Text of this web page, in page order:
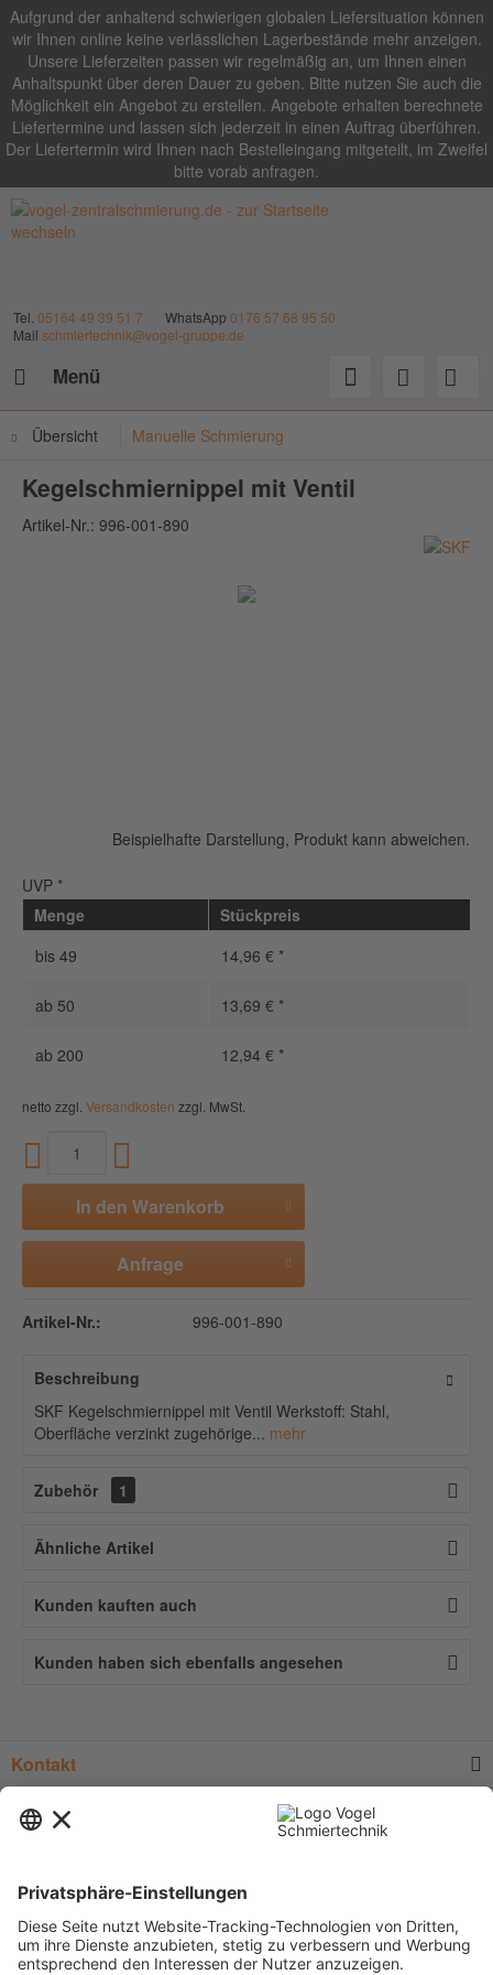
Aufgrund der anhaltend schwierigen globalen Liefersituation können
wir Ihnen online keine verlässlichen Lagerbestände mehr anzeigen.
Unsere Lieferzeiten passen wir regelmäßig an, um Ihnen einen
Anhaltspunkt über deren Dauer zu geben. Bitte nutzen Sie auch die
Möglichkeit ein Angebot zu erstellen. Angebote erhalten berechnete
Liefertermine und lassen sich jederzeit in einen Auftrag überführen.
Der Liefertermin wird Ihnen nach Bestelleingang mitgeteilt, im Zweifel
bitte vorab anfragen.
Tel. 05164 49 39 51 7 WhatsApp 0176 57 68 95 50
Mail schmiertechnik@vogel-gruppe.de
Menü
Übersicht Manuelle Schmierung
Kegelschmiernippel mit Ventil
Artikel-Nr.: 996-001-890
Beispielhafte Darstellung, Produkt kann abweichen.
UVP *
Menge
Stückpreis
bis 49 14,96 € *
ab 50 13,69 € *
ab 200 12,94 € *
netto zzgl. Versandkosten zzgl. MwSt.
In den Warenkorb
Anfrage
Artikel-Nr.: 996-001-890
Beschreibung
SKF Kegelschmiernippel mit Ventil Werkstoff: Stahl,
Oberfläche verzinkt zugehörige... mehr
Zubehör 1
Ähnliche Artikel
Kunden kauften auch
Kunden haben sich ebenfalls angesehen
Kontakt
Service
Newsletter